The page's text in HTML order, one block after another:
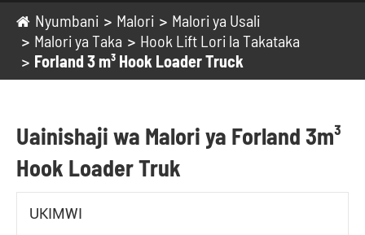
Nyumbani Malori
Malori ya Usali
Malori ya Taka
Hook Lift Lori la Takataka
Forland 3 m³ Hook Loader Truck
Uainishaji wa Malori ya Forland 3m³
Hook Loader Truk
UKIMWI